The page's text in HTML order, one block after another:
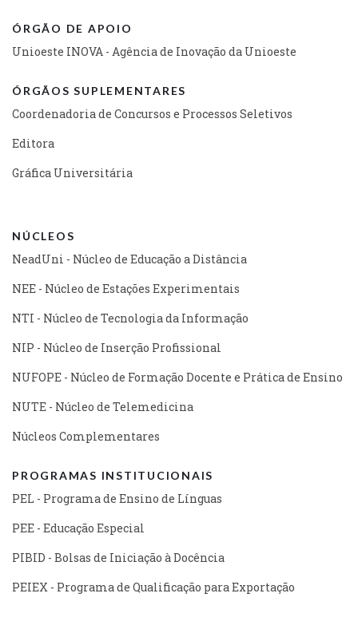
ÓRGÃO DE APOIO
Unioeste INOVA - Agência de Inovação da Unioeste
ÓRGÃOS SUPLEMENTARES
Coordenadoria de Concursos e Processos Seletivos
Editora
Gráfica Universitária
NÚCLEOS
NeadUni - Núcleo de Educação a Distância
NEE - Núcleo de Estações Experimentais
NTI - Núcleo de Tecnologia da Informação
NIP - Núcleo de Inserção Profissional
NUFOPE - Núcleo de Formação Docente e Prática de Ensino
NUTE - Núcleo de Telemedicina
Núcleos Complementares
PROGRAMAS INSTITUCIONAIS
PEL - Programa de Ensino de Línguas
PEE - Educação Especial
PIBID - Bolsas de Iniciação à Docência
PEIEX - Programa de Qualificação para Exportação